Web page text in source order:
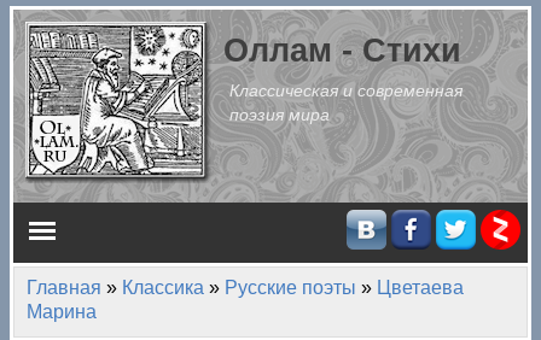
Перейти к основному содержанию
Оллам - Стихи
Классическая и современная
поэзия мира
Главное меню
Вы здесь
Главная » Классика » Русские поэты » Цветаева
Марина